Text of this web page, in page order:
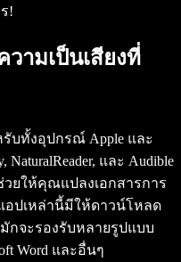
!
ามเป็นเสียงที่
บทั้งอุปกรณ์ Apple และ
และ Audible
วยให้คุณแปลงเอกสารการ
แอปเหล่านี้มีให้ดาวน์โหลด
มักจะรองรับหลายรูปแบบ
Word และอื่นๆ